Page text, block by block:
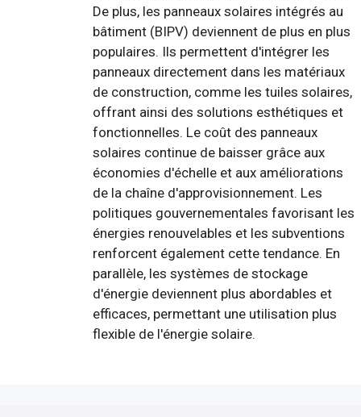
De plus, les panneaux solaires intégrés au
bâtiment (BIPV) deviennent de plus en plus
populaires. Ils permettent d'intégrer les
panneaux directement dans les matériaux
de construction, comme les tuiles solaires,
offrant ainsi des solutions esthétiques et
fonctionnelles. Le coût des panneaux
solaires continue de baisser grâce aux
économies d'échelle et aux améliorations
de la chaîne d'approvisionnement. Les
politiques gouvernementales favorisant les
énergies renouvelables et les subventions
renforcent également cette tendance. En
parallèle, les systèmes de stockage
d'énergie deviennent plus abordables et
efficaces, permettant une utilisation plus
flexible de l'énergie solaire.